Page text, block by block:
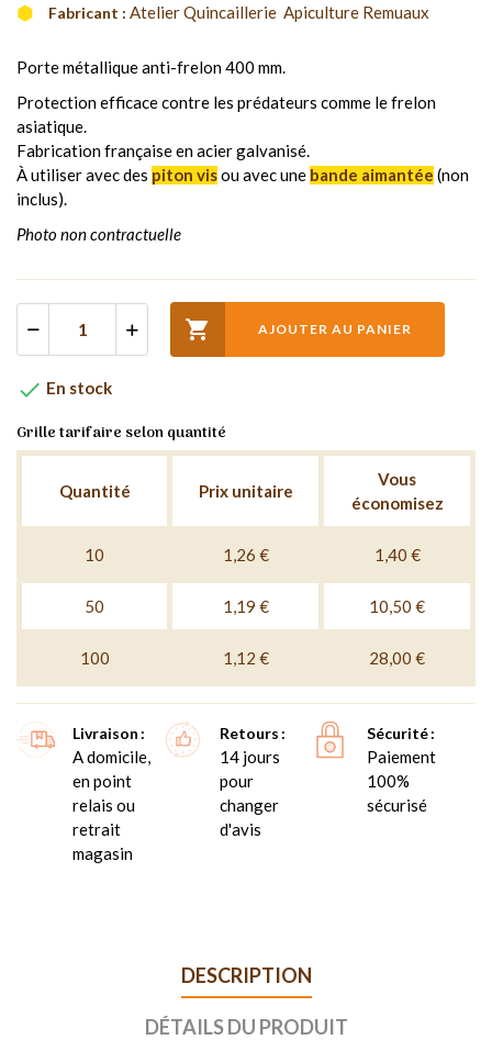
Fabricant : Atelier Quincaillerie  Apiculture Remuaux
Porte métallique anti-frelon 400 mm.
Protection efficace contre les prédateurs comme le frelon
asiatique.
Fabrication française en acier galvanisé.
À utiliser avec des piton visou avec une bande aimantée (non
inclus).
Photo non contractuelle
 AJOUTER AU PANIER
 En stock
Grille tarifaire selon quantité
Quantité Prix unitaire
Vous
économisez
10 1,26 € 1,40 €
50 1,19 € 10,50 €
100 1,12 € 28,00 €
Livraison
A domicile,
en point
relais ou
retrait
magasin
Retours
14 jours
pour
changer
d'avis
Sécurité
Paiement
100%
sécurisé
DESCRIPTION
DÉTAILS DU PRODUIT